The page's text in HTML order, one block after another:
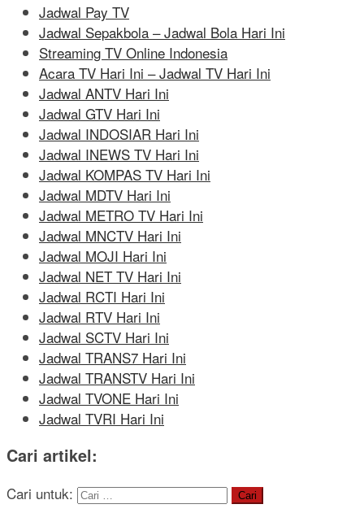
Jadwal Pay TV
Jadwal Sepakbola – Jadwal Bola Hari Ini
Streaming TV Online Indonesia
Acara TV Hari Ini – Jadwal TV Hari Ini
Jadwal ANTV Hari Ini
Jadwal GTV Hari Ini
Jadwal INDOSIAR Hari Ini
Jadwal INEWS TV Hari Ini
Jadwal KOMPAS TV Hari Ini
Jadwal MDTV Hari Ini
Jadwal METRO TV Hari Ini
Jadwal MNCTV Hari Ini
Jadwal MOJI Hari Ini
Jadwal NET TV Hari Ini
Jadwal RCTI Hari Ini
Jadwal RTV Hari Ini
Jadwal SCTV Hari Ini
Jadwal TRANS7 Hari Ini
Jadwal TRANSTV Hari Ini
Jadwal TVONE Hari Ini
Jadwal TVRI Hari Ini
Cari artikel:
Cari untuk: